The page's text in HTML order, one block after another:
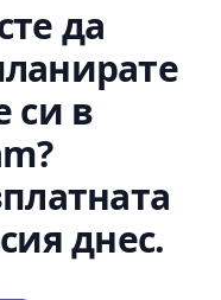
да
си в
днес.